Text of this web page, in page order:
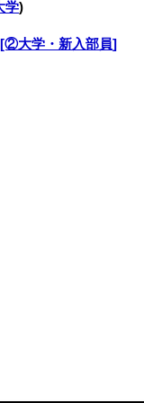
学)
[②大学・新入部員]